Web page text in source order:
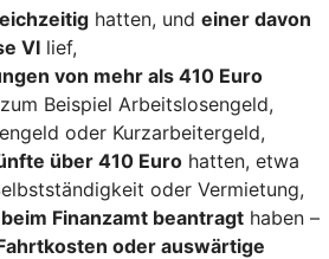
hatten, und einer davon
VI lief,
von mehr als 410 Euro
Beispiel Arbeitslosengeld,
oder Kurzarbeitergeld,
über 410 Euro hatten, etwa
oder Vermietung,
Finanzamt beantragt haben –
oder auswärtige